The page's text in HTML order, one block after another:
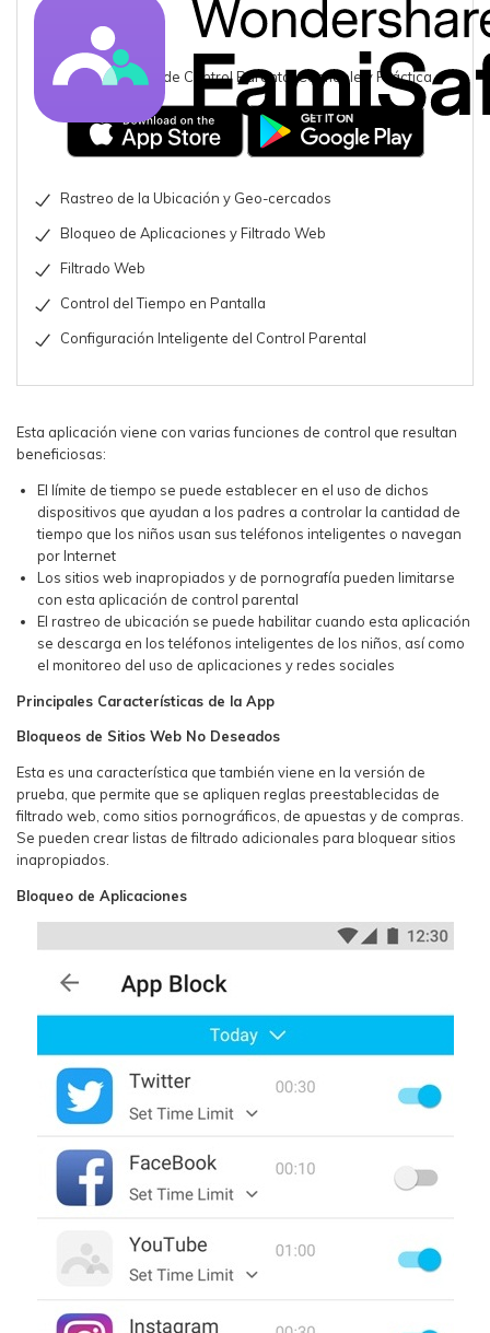
Una Aplicación de Control Parental Confiable y Práctica
Rastreo de la Ubicación y Geo-cercados
Bloqueo de Aplicaciones y Filtrado Web
Filtrado Web
Control del Tiempo en Pantalla
Configuración Inteligente del Control Parental
Esta aplicación viene con varias funciones de control que resultan
beneficiosas:
El límite de tiempo se puede establecer en el uso de dichos
dispositivos que ayudan a los padres a controlar la cantidad de
tiempo que los niños usan sus teléfonos inteligentes o navegan
por Internet
Los sitios web inapropiados y de pornografía pueden limitarse
con esta aplicación de control parental
El rastreo de ubicación se puede habilitar cuando esta aplicación
se descarga en los teléfonos inteligentes de los niños, así como
el monitoreo del uso de aplicaciones y redes sociales
Principales Características de la App
Bloqueos de Sitios Web No Deseados
Esta es una característica que también viene en la versión de
prueba, que permite que se apliquen reglas preestablecidas de
filtrado web, como sitios pornográficos, de apuestas y de compras.
Se pueden crear listas de filtrado adicionales para bloquear sitios
inapropiados.
Bloqueo de Aplicaciones